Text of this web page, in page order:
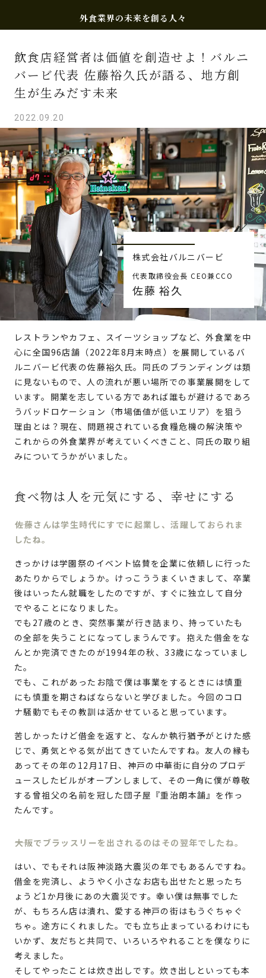
外食業界の未来を創る人々
飲食店経営者は価値を創造せよ！バルニ
バービ代表 佐藤裕久氏が語る、地方創
生が生みだす未来
2022.09.20
株式会社バルニバービ
代表取締役会長 CEO兼CCO
佐藤 裕久
レストランやカフェ、スイーツショップなど、外食業を中
心に全国96店舗（2022年8月末時点）を展開しているバ
ルニバービ代表の佐藤裕久氏。同氏のブランディングは類
に見ないもので、人の流れが悪い場所での事業展開をして
います。開業を志している方であれば誰もが避けるであろ
うバッドロケーション（市場価値が低いエリア）を狙う
理由とは？現在、問題視されている食糧危機の解決策や
これからの外食業界が考えていくべきこと、同氏の取り組
みについてうかがいました。
食べ物は人を元気にする、幸せにする
佐藤さんは学生時代にすでに起業し、活躍しておられま
したね。
きっかけは学園祭のイベント協賛を企業に依頼しに行った
あたりからでしょうか。けっこううまくいきまして、卒業
後はいったん就職をしたのですが、すぐに独立して自分
でやることになりました。
でも27歳のとき、突然事業が行き詰まり、持っていたも
の全部を失うことになってしまうんです。抱えた借金をな
んとか完済できたのが1994年の秋、33歳になっていまし
た。
でも、これがあったお陰で僕は事業をするときには慎重
にも慎重を期さねばならないと学びました。今回のコロ
ナ騒動でもその教訓は活かせていると思っています。
苦しかったけど借金を返すと、なんか執行猶予がとけた感
じで、勇気とやる気が出てきていたんですね。友人の縁も
あってその年の12月17日、神戸の中華街に自分のプロデ
ュースしたビルがオープンしまして、その一角に僕が尊敬
する曾祖父の名前を冠した団子屋『重治朗本舗』を作っ
たんです。
大阪でブラッスリーを出されるのはその翌年でしたね。
はい、でもそれは阪神淡路大震災の年でもあるんですね。
借金を完済し、ようやく小さなお店も出せたと思ったち
ょうど1か月後にあの大震災です。幸い僕は無事でした
が、もちろん店は潰れ、愛する神戸の街はもうぐちゃぐ
ちゃ。途方にくれました。でも立ち止まっているわけにも
いかず、友だちと共同で、いろいろやれることを僕なりに
考えました。
そしてやったことは炊き出しです。炊き出しといっても本